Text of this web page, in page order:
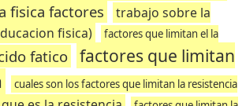
fisica factores
trabajo sobre la
fisica)
factores que limitan el la
fatico factores que limitan
cuales son los factores que limitan la resistencia